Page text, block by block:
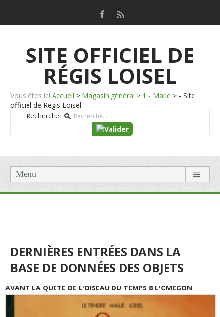
SITE OFFICIEL DE
RÉGIS LOISEL
Vous êtes ici Accueil > Magasin général > 1 - Marie > - Site
officiel de Regis Loisel
Rechercher
Menu
DERNIÈRES ENTRÉES DANS LA
BASE DE DONNÉES DES OBJETS
AVANT LA QUETE DE L'OISEAU DU TEMPS 8 L'OMEGON